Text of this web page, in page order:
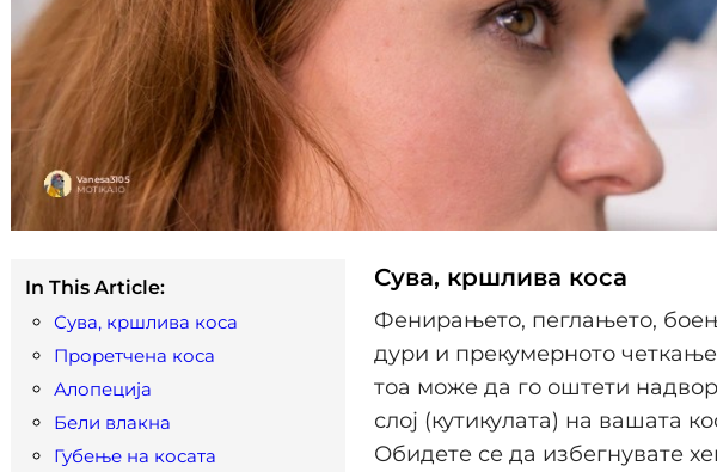
In This Article:
Сува, кршлива коса
Проретчена коса
Алопеција
Бели влакна
Губење на косата
Сува, кршлива коса
Фенирањето, пеглањето,
дури и прекумерното
тоа може да го оштети
слој (кутикулата) на вашата
Обидете се да избегнувате